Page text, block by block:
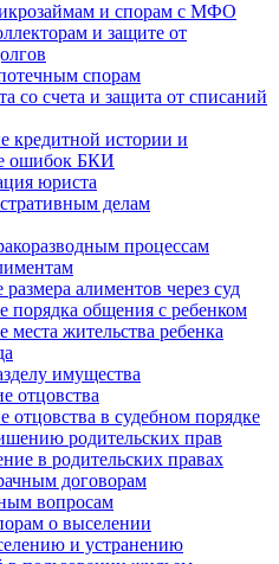
и спорам с МФО
и защите от
спорам
со счета и защита от списаний
кредитной истории и
ошибок БКИ
юриста
делам
процессам
алиментов через суд
порядка общения с ребенком
места жительства ребенка
имущества
отцовства
отцовства в судебном порядке
родительских прав
в родительских правах
договорам
вопросам
о выселении
и устранению